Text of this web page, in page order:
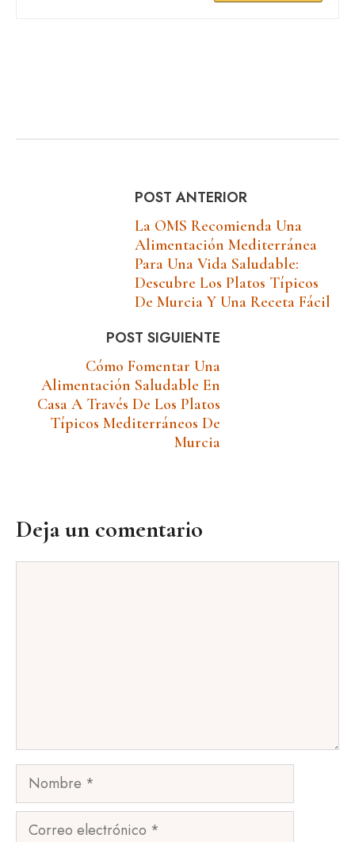
POST ANTERIOR
La OMS Recomienda Una
Alimentación Mediterránea
Para Una Vida Saludable:
Descubre Los Platos Típicos
De Murcia Y Una Receta Fácil
POST SIGUIENTE
Cómo Fomentar Una
Alimentación Saludable En
Casa A Través De Los Platos
Típicos Mediterráneos De
Murcia
Deja un comentario
Nombre
Correo